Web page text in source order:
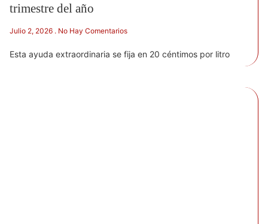
trimestre del año
Julio 2, 2026 No Hay Comentarios
Esta ayuda extraordinaria se fija en 20 céntimos por litro